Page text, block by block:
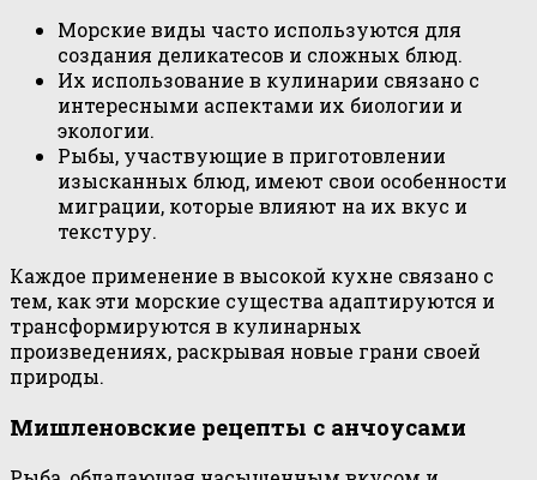
Морские виды часто используются для
создания деликатесов и сложных блюд.
Их использование в кулинарии связано с
интересными аспектами их биологии и
экологии.
Рыбы, участвующие в приготовлении
изысканных блюд, имеют свои особенности
миграции, которые влияют на их вкус и
текстуру.
Каждое применение в высокой кухне связано с
тем, как эти морские существа адаптируются и
трансформируются в кулинарных
произведениях, раскрывая новые грани своей
природы.
Мишленовские рецепты с анчоусами